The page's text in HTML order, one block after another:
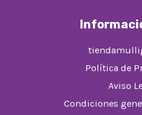
Política de
Aviso
Condiciones